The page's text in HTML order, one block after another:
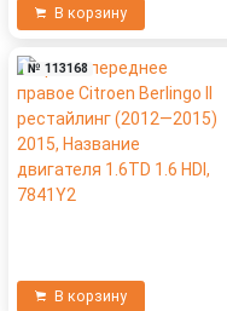
В корзину
№ 113168
В корзину